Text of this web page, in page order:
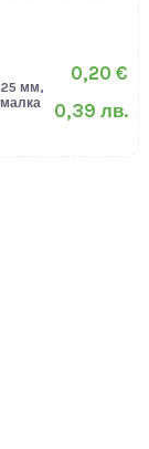
мм,
0,20 €
0,39 лв.